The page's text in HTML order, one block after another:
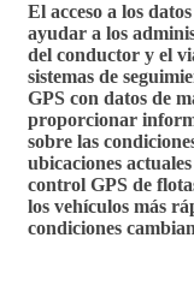
El acceso a los
ayudar a los
del conductor y el
sistemas de
GPS con datos de
proporcionar
sobre las
ubicaciones
control GPS de
los vehículos más
condiciones